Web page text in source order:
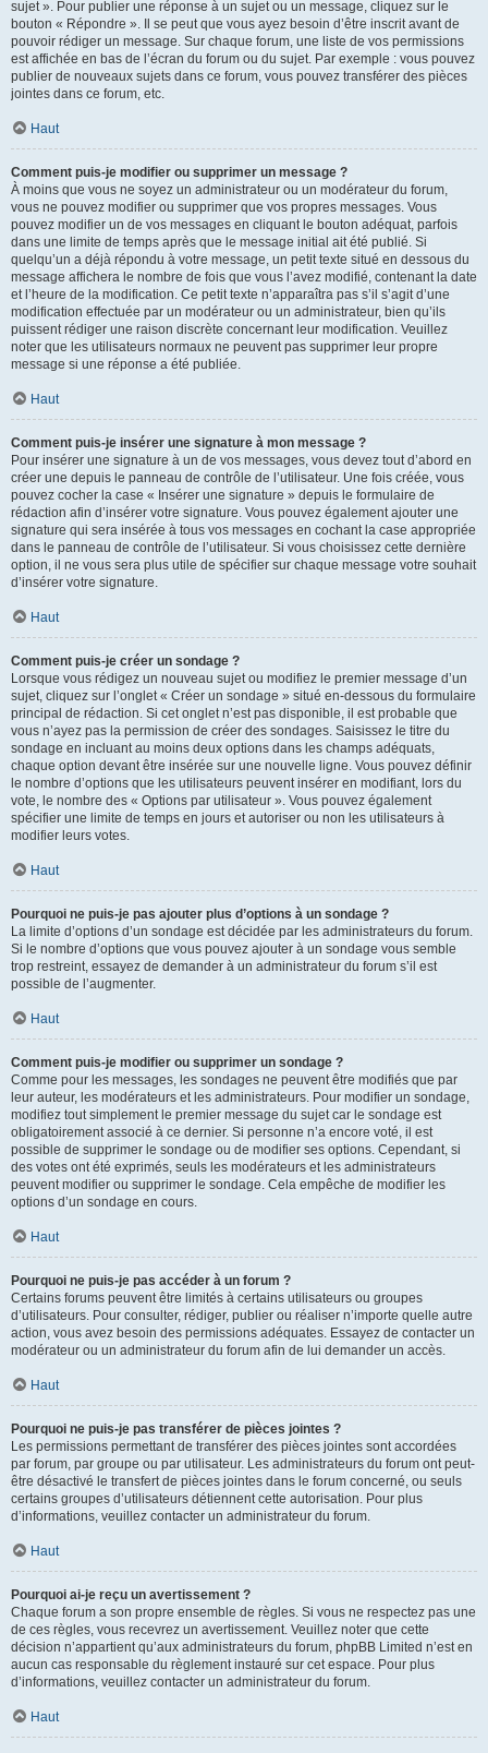
sujet ». Pour publier une réponse à un sujet ou un message, cliquez sur le
bouton « Répondre ». Il se peut que vous ayez besoin d’être inscrit avant de
pouvoir rédiger un message. Sur chaque forum, une liste de vos permissions
est affichée en bas de l’écran du forum ou du sujet. Par exemple : vous pouvez
publier de nouveaux sujets dans ce forum, vous pouvez transférer des pièces
jointes dans ce forum, etc.
Haut
Comment puis-je modifier ou supprimer un message ?
À moins que vous ne soyez un administrateur ou un modérateur du forum,
vous ne pouvez modifier ou supprimer que vos propres messages. Vous
pouvez modifier un de vos messages en cliquant le bouton adéquat, parfois
dans une limite de temps après que le message initial ait été publié. Si
quelqu’un a déjà répondu à votre message, un petit texte situé en dessous du
message affichera le nombre de fois que vous l’avez modifié, contenant la date
et l’heure de la modification. Ce petit texte n’apparaîtra pas s’il s’agit d’une
modification effectuée par un modérateur ou un administrateur, bien qu’ils
puissent rédiger une raison discrète concernant leur modification. Veuillez
noter que les utilisateurs normaux ne peuvent pas supprimer leur propre
message si une réponse a été publiée.
Haut
Comment puis-je insérer une signature à mon message ?
Pour insérer une signature à un de vos messages, vous devez tout d’abord en
créer une depuis le panneau de contrôle de l’utilisateur. Une fois créée, vous
pouvez cocher la case « Insérer une signature » depuis le formulaire de
rédaction afin d’insérer votre signature. Vous pouvez également ajouter une
signature qui sera insérée à tous vos messages en cochant la case appropriée
dans le panneau de contrôle de l’utilisateur. Si vous choisissez cette dernière
option, il ne vous sera plus utile de spécifier sur chaque message votre souhait
d’insérer votre signature.
Haut
Comment puis-je créer un sondage ?
Lorsque vous rédigez un nouveau sujet ou modifiez le premier message d’un
sujet, cliquez sur l’onglet « Créer un sondage » situé en-dessous du formulaire
principal de rédaction. Si cet onglet n’est pas disponible, il est probable que
vous n’ayez pas la permission de créer des sondages. Saisissez le titre du
sondage en incluant au moins deux options dans les champs adéquats,
chaque option devant être insérée sur une nouvelle ligne. Vous pouvez définir
le nombre d’options que les utilisateurs peuvent insérer en modifiant, lors du
vote, le nombre des « Options par utilisateur ». Vous pouvez également
spécifier une limite de temps en jours et autoriser ou non les utilisateurs à
modifier leurs votes.
Haut
Pourquoi ne puis-je pas ajouter plus d’options à un sondage ?
La limite d’options d’un sondage est décidée par les administrateurs du forum.
Si le nombre d’options que vous pouvez ajouter à un sondage vous semble
trop restreint, essayez de demander à un administrateur du forum s’il est
possible de l’augmenter.
Haut
Comment puis-je modifier ou supprimer un sondage ?
Comme pour les messages, les sondages ne peuvent être modifiés que par
leur auteur, les modérateurs et les administrateurs. Pour modifier un sondage,
modifiez tout simplement le premier message du sujet car le sondage est
obligatoirement associé à ce dernier. Si personne n’a encore voté, il est
possible de supprimer le sondage ou de modifier ses options. Cependant, si
des votes ont été exprimés, seuls les modérateurs et les administrateurs
peuvent modifier ou supprimer le sondage. Cela empêche de modifier les
options d’un sondage en cours.
Haut
Pourquoi ne puis-je pas accéder à un forum ?
Certains forums peuvent être limités à certains utilisateurs ou groupes
d’utilisateurs. Pour consulter, rédiger, publier ou réaliser n’importe quelle autre
action, vous avez besoin des permissions adéquates. Essayez de contacter un
modérateur ou un administrateur du forum afin de lui demander un accès.
Haut
Pourquoi ne puis-je pas transférer de pièces jointes ?
Les permissions permettant de transférer des pièces jointes sont accordées
par forum, par groupe ou par utilisateur. Les administrateurs du forum ont peut-
être désactivé le transfert de pièces jointes dans le forum concerné, ou seuls
certains groupes d’utilisateurs détiennent cette autorisation. Pour plus
d’informations, veuillez contacter un administrateur du forum.
Haut
Pourquoi ai-je reçu un avertissement ?
Chaque forum a son propre ensemble de règles. Si vous ne respectez pas une
de ces règles, vous recevrez un avertissement. Veuillez noter que cette
décision n’appartient qu’aux administrateurs du forum, phpBB Limited n’est en
aucun cas responsable du règlement instauré sur cet espace. Pour plus
d’informations, veuillez contacter un administrateur du forum.
Haut